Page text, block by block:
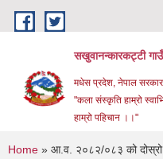
Skip to main content
सखुवानन्कारकट्टी
मधेस प्रदेश, नेपाल सरकार
"कला संस्कृति हाम्रो
हाम्रो पहिचान ।।"
Home » आ.व. २०८२/०८३ को दोस्रो